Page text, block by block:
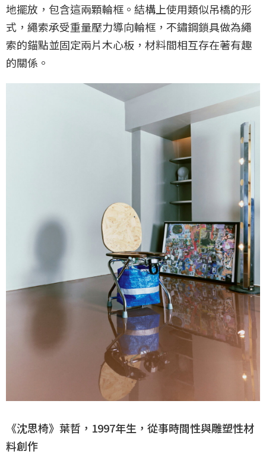
地擺放，包含這兩顆輪框。結構上使用類似吊橋的形
式，繩索承受重量壓力導向輪框，不鏽鋼鎖具做為繩
索的錨點並固定兩片木心板，材料間相互存在著有趣
的關係。
《沈思椅》葉哲，1997年生，從事時間性與雕塑性材
料創作